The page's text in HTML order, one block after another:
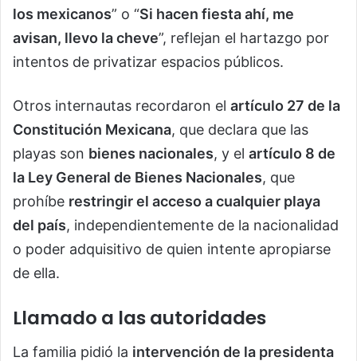
los mexicanos” o “Si hacen fiesta ahí, me
avisan, llevo la cheve”, reflejan el hartazgo por
intentos de privatizar espacios públicos.
Otros internautas recordaron el artículo 27 de la
Constitución Mexicana, que declara que las
playas son bienes nacionales, y el artículo 8 de
la Ley General de Bienes Nacionales, que
prohíbe restringir el acceso a cualquier playa
del país, independientemente de la nacionalidad
o poder adquisitivo de quien intente apropiarse
de ella.
Llamado a las autoridades
La familia pidió la intervención de la presidenta